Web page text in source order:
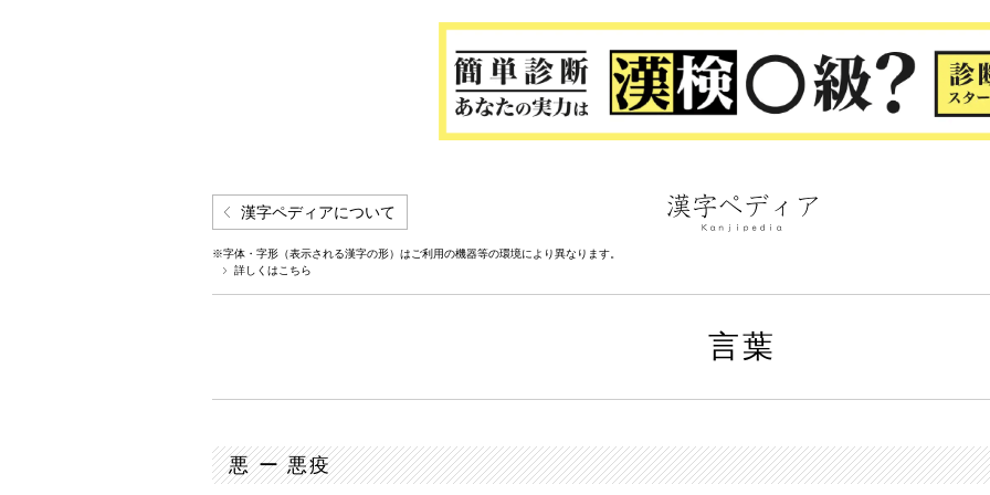
漢字ペディアについて
※字体・字形（表示される漢字の形）はご利用の機器等の環境により異なります。
詳しくはこちら
言葉
悪 ー 悪疫